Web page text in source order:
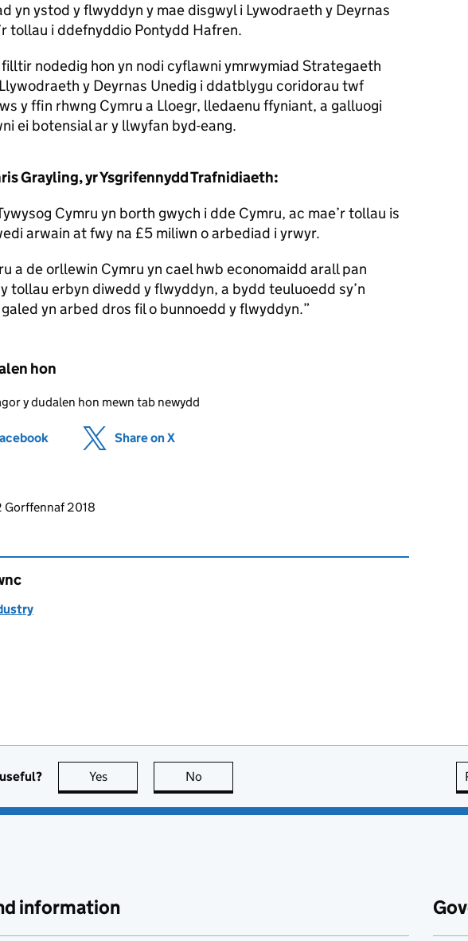
yn ystod y flwyddyn y mae disgwyl i Lywodraeth y Deyrnas
tollau i ddefnyddio Pontydd Hafren.
nodedig hon yn nodi cyflawni ymrwymiad Strategaeth
y Deyrnas Unedig i ddatblygu coridorau twf
y ffin rhwng Cymru a Lloegr, lledaenu ffyniant, a galluogi
ei botensial ar y llwyfan byd-eang.
Grayling, yr Ysgrifennydd Trafnidiaeth:
Cymru yn borth gwych i dde Cymru, ac mae’r tollau is
arwain at fwy na £5 miliwn o arbediad i yrwyr.
a de orllewin Cymru yn cael hwb economaidd arall pan
tollau erbyn diwedd y flwyddyn, a bydd teuluoedd sy’n
galed yn arbed dros fil o bunnoedd y flwyddyn.
hon
y dudalen hon mewn tab newydd
(opens in new tab)
Share on X
this page
Gorffennaf 2018
Yes this page is useful
No
information